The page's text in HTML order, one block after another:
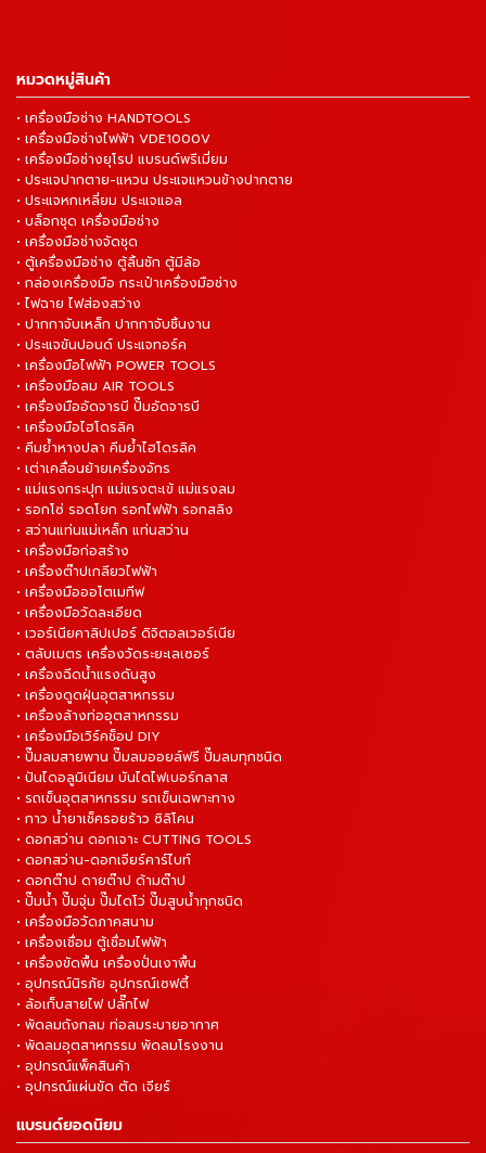
หมวดหมู่สินค้า
• เครื่องมือช่าง HANDTOOLS
• เครื่องมือช่างไฟฟ้า VDE1000V
• เครื่องมือช่างยุโรป แบรนด์พรีเมี่ยม
• ประแจปากตาย-แหวน ประแจแหวนข้างปากตาย
• ประแจหกเหลี่ยม ประแจแอล
• บล็อกชุด เครื่องมือช่าง
• เครื่องมือช่างจัดชุด
• ตู้เครื่องมือช่าง ตู้ลิ้นชัก ตู้มีล้อ
• กล่องเครื่องมือ กระเป๋าเครื่องมือช่าง
• ไฟฉาย ไฟส่องสว่าง
• ปากกาจับเหล็ก ปากกาจับชิ้นงาน
• ประแจขันปอนด์ ประแจทอร์ค
• เครื่องมือไฟฟ้า POWER TOOLS
• เครื่องมือลม AIR TOOLS
• เครื่องมืออัดจารบี ปั๊มอัดจารบี
• เครื่องมือไฮโดรลิค
• คีมย้ำหางปลา คีมย้ำไฮโดรลิค
• เต่าเคลื่อนย้ายเครื่องจักร
• แม่แรงกระปุก แม่แรงตะเข้ แม่แรงลม
• รอกโซ่ รอดโยก รอกไฟฟ้า รอกสลิง
• สว่านแท่นแม่เหล็ก แท่นสว่าน
• เครื่องมือก่อสร้าง
• เครื่องต๊าปเกลียวไฟฟ้า
• เครื่องมือออโตเมทีฟ
• เครื่องมือวัดละเอียด
• เวอร์เนียคาลิปเปอร์ ดิจิตอลเวอร์เนีย
• ตลับเมตร เครื่องวัดระยะเลเซอร์
• เครื่องฉีดน้ำแรงดันสูง
• เครื่องดูดฝุ่นอุตสาหกรรม
• เครื่องล้างท่ออุตสาหกรรม
• เครื่องมือเวิร์คช็อป DIY
• ปั๊มลมสายพาน ปั๊มลมออยล์ฟรี ปั๊มลมทุกชนิด
• ปันไดอลูมิเนียม บันไดไฟเบอร์กลาส
• รถเข็นอุตสาหกรรม รถเข็นเฉพาะทาง
• กาว น้ำยาเช็ครอยร้าว ซิลิโคน
• ดอกสว่าน ดอกเจาะ CUTTING TOOLS
• ดอกสว่าน-ดอกเจียร์คาร์ไบท์
• ดอกต๊าป ดายต๊าป ด้ามต๊าป
• ปั๊มน้ำ ปั๊มจุ่ม ปั๊มไดโว่ ปั๊มสูบน้ำทุกชนิด
• เครื่องมือวัดภาคสนาม
• เครื่องเชื่อม ตู้เชื่อมไฟฟ้า
• เครื่องขัดพื้น เครื่องปั่นเงาพื้น
• อุปกรณ์นิรภัย อุปกรณ์เซฟตี้
• ล้อเก็บสายไฟ ปลั๊กไฟ
• พัดลมถังกลม ท่อลมระบายอากาศ
• พัดลมอุตสาหกรรม พัดลมโรงงาน
• อุปกรณ์แพ็คสินค้า
• อุปกรณ์แผ่นขัด ตัด เจียร์
แบรนด์ยอดนิยม